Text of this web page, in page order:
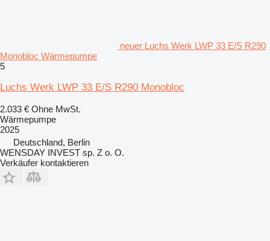
neuer Luchs Werk LWP 33 E/S R290
Monobloc Wärmepumpe
5
Luchs Werk LWP 33 E/S R290 Monobloc
2.033 € Ohne MwSt.
Wärmepumpe
2025
Deutschland, Berlin
WENSDAY INVEST sp. Z o. O.
Verkäufer kontaktieren